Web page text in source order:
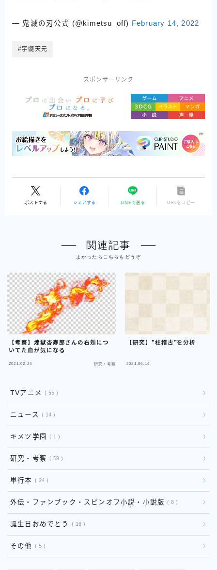
— 鬼滅の刃公式 (@kimetsu_off) February 14, 2022
#宇髄天元
スポンサーリンク
ポストする シェアする LINEで送る URLをコピー
関連記事
よかったらこちらもどうぞ
【考察】煉獄杏寿郎さんの右頬につ
いてた血が気になる
2021.02.24 研究・考察
【研究】”柱稽古”を分析
2021.06.14
TVアニメ 55
ニュース 14
キメツ学園 1
研究・考察 59
単行本 24
外伝・ファンブック・スピンオフ小説・小説版 8
誕生日おめでとう 16
その他 5